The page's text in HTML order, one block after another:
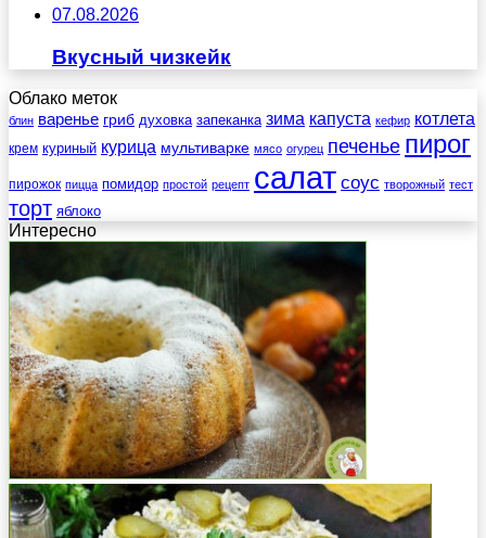
07.08.2026
Вкусный чизкейк
Облако меток
блин варенье гриб духовка запеканка зима капуста кефир котлета
крем куриный курица мультиварке мясо огурец печенье пирог
пирожок пицца помидор простой рецепт салат соус творожный тест
торт яблоко
Интересно